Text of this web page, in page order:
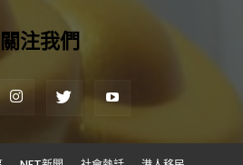
關注我們